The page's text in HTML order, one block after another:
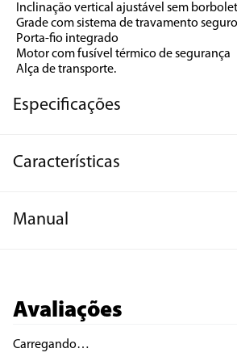
Inclinação vertical ajustável sem
Grade com sistema de travamento seguro
Porta-fio integrado
Motor com fusível térmico de segurança
Alça de transporte.
Especificações
Características
Manual
Avaliações
Carregando…